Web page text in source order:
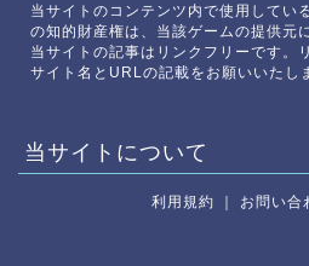
当サイトのコンテンツ内で使用してい
の知的財産権は、当該ゲームの提供元
当サイトの記事はリンクフリーです。
サイト名とURLの記載をお願いいたし
当サイトについて
利用規約 ｜ お問い合